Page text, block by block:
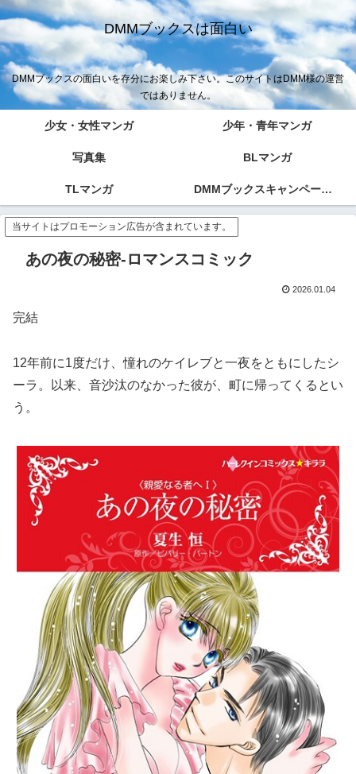
DMMブックスは面白い
DMMブックスの面白いを存分にお楽しみ下さい。このサイトはDMM様の運営
ではありません。
少女・女性マンガ 少年・青年マンガ
写真集 BLマンガ
TLマンガ DMMブックスキャンペーン！！
当サイトはプロモーション広告が含まれています。
あの夜の秘密-ロマンスコミック
2026.01.04
完結
12年前に1度だけ、憧れのケイレブと一夜をともにしたシ
ーラ。以来、音沙汰のなかった彼が、町に帰ってくるとい
う。